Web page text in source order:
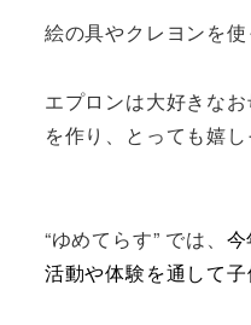
絵の具やクレヨンを使
エプロンは大好きな
を作り、とっても嬉し
“ゆめてらす” では、
活動や体験を通して